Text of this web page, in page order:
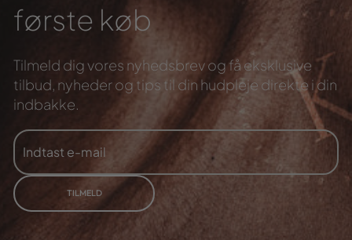
første køb
Tilmeld dig vores nyhedsbrev og få eksklusive
tilbud, nyheder og tips til din hudpleje direkte i din
indbakke.
INDTAST
E-
MAIL
TILMELD
TILMELD